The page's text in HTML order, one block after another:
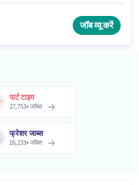
जॉब व्यू करें
पार्ट टाइम
27,753+जॉब्स
फ्रेशर जाब्स
16,233+जॉब्स